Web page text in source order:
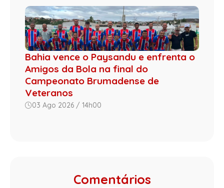
Bahia vence o Paysandu e enfrenta o
Amigos da Bola na final do
Campeonato Brumadense de
Veteranos
03 Ago 2026 / 14h00
Comentários